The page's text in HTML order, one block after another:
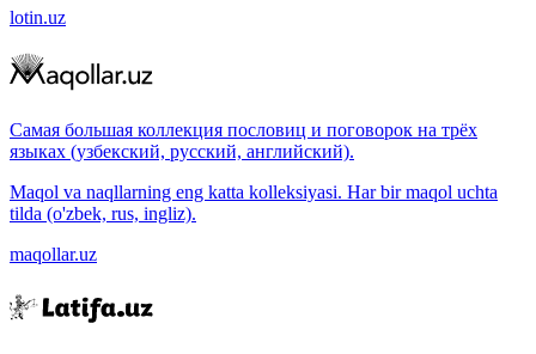
lotin.uz
Самая большая коллекция пословиц и поговорок на трёх
языках (узбекский, русский, английский).
Maqol va naqllarning eng katta kolleksiyasi. Har bir maqol uchta
tilda (o'zbek, rus, ingliz).
maqollar.uz